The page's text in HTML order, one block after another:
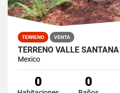
TERRENO VENTA
TERRENO VALLE SANTANA
Mexico
0 0